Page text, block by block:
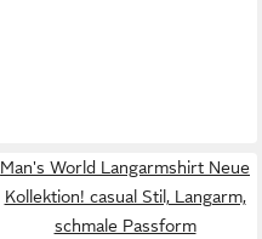
Man's World Langarmshirt Neue
Kollektion! casual Stil, Langarm,
schmale Passform